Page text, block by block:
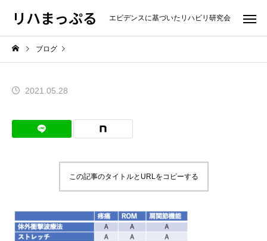
リハまっぷる エビデンスに基づいたリハビリ研究会
ブログ
2021.05.28
この記事のタイトルとURLをコピーする